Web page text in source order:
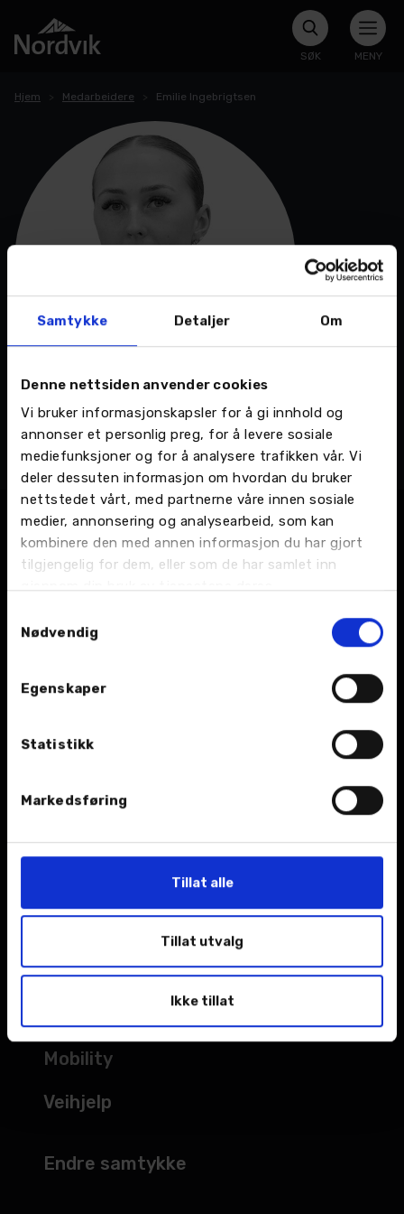
Samtykke Detaljer Om
Denne nettsiden anvender cookies
Vi bruker informasjonskapsler for å gi innhold og
annonser et personlig preg, for å levere sosiale
mediefunksjoner og for å analysere trafikken vår. Vi
deler dessuten informasjon om hvordan du bruker
nettstedet vårt, med partnerne våre innen sosiale
medier, annonsering og analysearbeid, som kan
kombinere den med annen informasjon du har gjort
tilgjengelig for dem, eller som de har samlet inn
gjennom din bruk av tjenestene deres.
Nødvendig
Egenskaper
Statistikk
Markedsføring
Tillat alle
Tillat utvalg
Ikke tillat
SØK MENY
Hjem Medarbeidere Emilie Ingebrigtsen
Emilie Ingebrigtsen
Bodø - Olav V gate 102, Bilpleie
Nybil
Bruktbil
Verksted
Mobility
Veihjelp
Endre samtykke